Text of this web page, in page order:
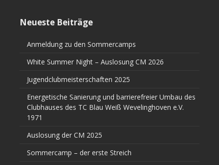
Neueste Beiträge
Anmeldung zu den Sommercamps
White Summer Night – Auslosung CM 2026
Jugendclubmeisterschaften 2025
Energetische Sanierung und barrierefreier Umbau des
Clubhauses des TC Blau Weiß Wevelinghoven e.V.
1971
Auslosung der CM 2025
Sommercamp – der erste Streich